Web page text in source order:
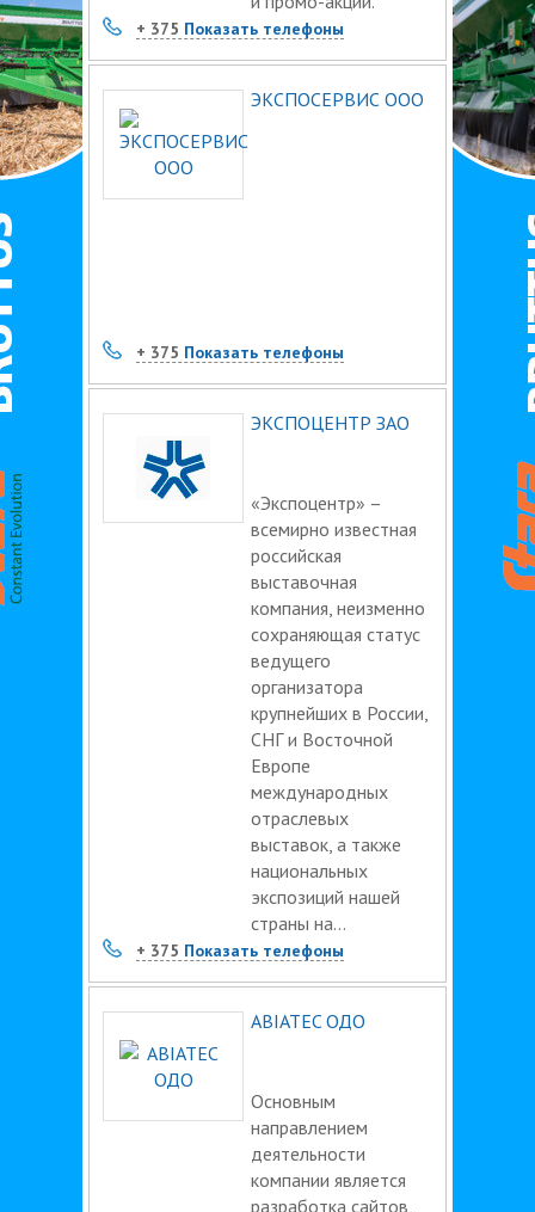
+ 375 Показать телефоны
ЭКСПОСЕРВИС ООО
+ 375 Показать телефоны
ЭКСПОЦЕНТР ЗАО
«Экспоцентр» –
всемирно известная
российская
выставочная
компания, неизменно
сохраняющая статус
ведущего
организатора
крупнейших в России,
СНГ и Восточной
Европе
международных
отраслевых
выставок, а также
национальных
экспозиций нашей
страны на...
+ 375 Показать телефоны
ABIATEC ОДО
Основным
направлением
деятельности
компании является
разработка сайтов,